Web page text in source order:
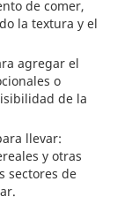
de comer,
la textura y el
agregar el
o
de la
llevar:
y otras
sectores de